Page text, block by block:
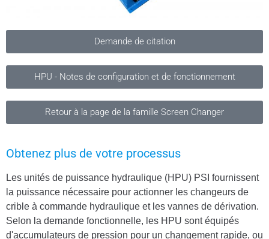
Demande de citation
HPU - Notes de configuration et de fonctionnement
Retour à la page de la famille Screen Changer
Obtenez plus de votre processus
Les unités de puissance hydraulique (HPU) PSI fournissent
la puissance nécessaire pour actionner les changeurs de
crible à commande hydraulique et les vannes de dérivation.
Selon la demande fonctionnelle, les HPU sont équipés
d'accumulateurs de pression pour un changement rapide, ou